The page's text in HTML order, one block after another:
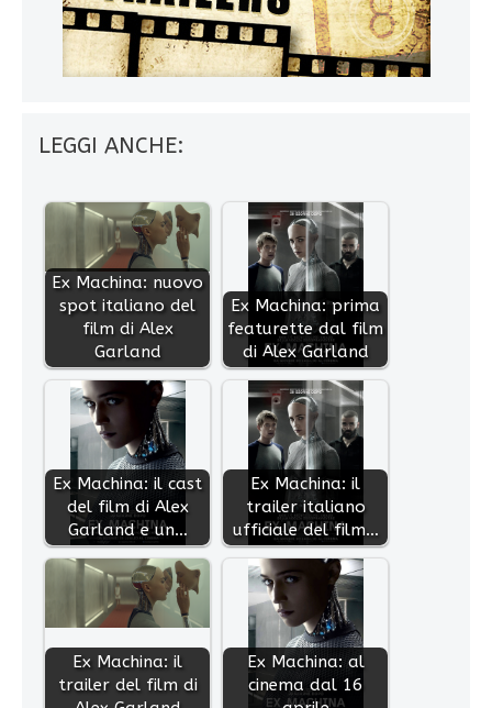
LEGGI ANCHE:
Ex Machina: nuovo
spot italiano del
film di Alex
Garland
Ex Machina: prima
featurette dal film
di Alex Garland
Ex Machina: il cast
del film di Alex
Garland e un…
Ex Machina: il
trailer italiano
ufficiale del film…
Ex Machina: il
trailer del film di
Ex Machina: al
cinema dal 16